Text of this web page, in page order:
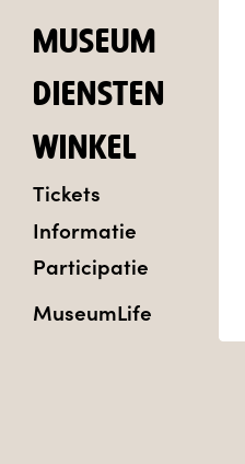
MUSEUM
DIENSTEN
WINKEL
Tickets
Informatie
Participatie
MuseumLife